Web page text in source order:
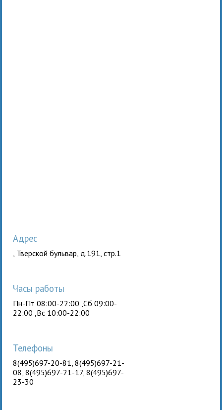
Адрес
, Тверской бульвар, д.191, стр.1
Часы работы
Пн-Пт 08:00-22:00 ,Сб 09:00-
22:00 ,Вс 10:00-22:00
Телефоны
8(495)697-20-81, 8(495)697-21-
08, 8(495)697-21-17, 8(495)697-
23-30